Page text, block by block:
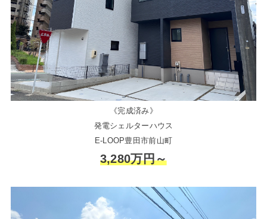
《完成済み》
発電シェルターハウス
E-LOOP豊田市前山町
3,280万円～